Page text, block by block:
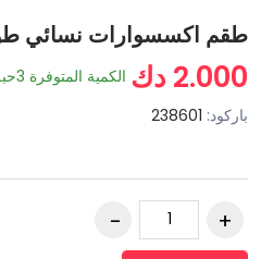
طقم اكسسوارات نسائي
2.000 دك الكمية المتوفرة 3
باركود: 238601